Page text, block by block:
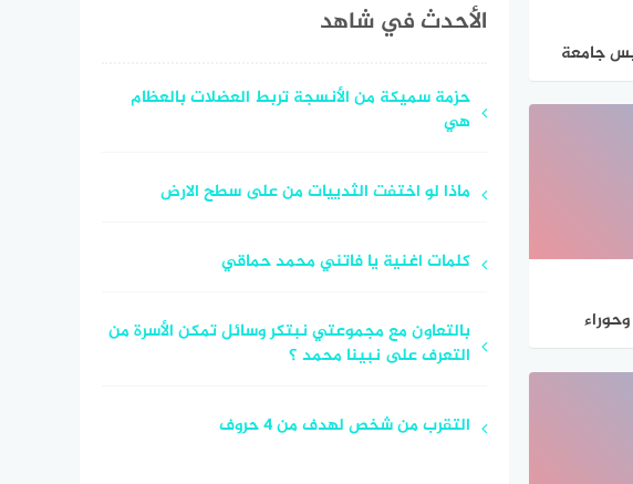
جامعة
الأحدث في شاهد
حزمة سميكة من الأنسجة تربط العضلات بالعظام
هي
ماذا لو اختفت الثدييات من على سطح الارض
كلمات اغنية يا فاتني محمد حماقي
بالتعاون مع مجموعتي نبتكر وسائل تمكن الأسرة من
التعرف على نبينا محمد ؟
التقرب من شخص لهدف من 4 حروف